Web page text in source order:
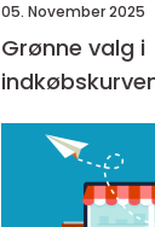
05. November 2025
Grønne valg i